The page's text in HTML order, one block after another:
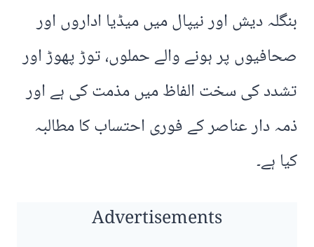
بنگلہ دیش اور نیپال میں میڈیا اداروں اور
صحافیوں پر ہونے والے حملوں، توڑ پھوڑ اور
تشدد کی سخت الفاظ میں مذمت کی ہے اور
ذمہ دار عناصر کے فوری احتساب کا مطالبہ
کیا ہے۔
Advertisements